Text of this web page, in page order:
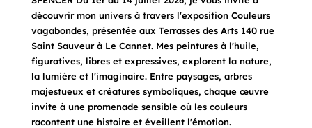
découvrir mon univers à travers l'exposition Couleurs
vagabondes, présentée aux Terrasses des Arts 140 rue
Saint Sauveur à Le Cannet. Mes peintures à l'huile,
figuratives, libres et expressives, explorent la nature,
la lumière et l'imaginaire. Entre paysages, arbres
majestueux et créatures symboliques, chaque œuvre
invite à une promenade sensible où les couleurs
racontent une histoire et éveillent l'émotion.